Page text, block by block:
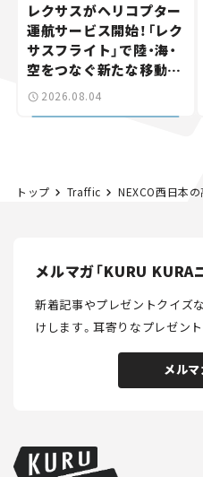
レクサスがヘリコプター
運航サービス開始！「レク
サスフライト」で陸・海・
空をつなぐ新たな移動体
験とは
2026.08.04
トップ Traffic NEXCO西日本の高速道路で神戸牛が当たる!? 年末年始は「SA・PA超得！ニューイ
メルマガ「KURU KURA
新着記事やプレゼントクイズ
けします。耳寄りなプレゼン
メル